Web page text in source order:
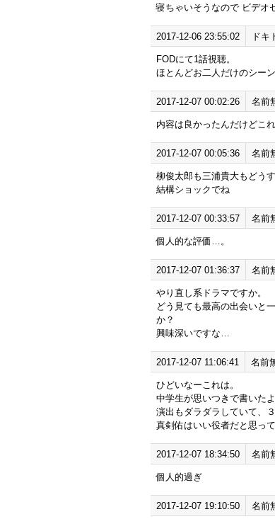
寝ちゃいそうなので ビデオ
2017-12-06 23:55:02 ドキ
FODにて1話視聴。
ほとんどお二人だけのシー
2017-12-07 00:02:26 名前
内容は良かったんだけどこ
2017-12-07 00:05:36 名前
柳俊太郎も三浦貴大もどうす
結構ショックでね
2017-12-07 00:33:57 名前
個人的な評価…。
2017-12-07 01:36:37 名前
やり直し系ドラマですか。
どう見ても最高の出会いと
か？
興味深いですな…
2017-12-07 11:06:41 名前
ひどいなーこれは。
中学生が思いつきで書いたよ
演出もダラダラしていて、
真剣佑はいい役者だと思っ
2017-12-07 18:34:50 名前
個人的過ぎ
2017-12-07 19:10:50 名前